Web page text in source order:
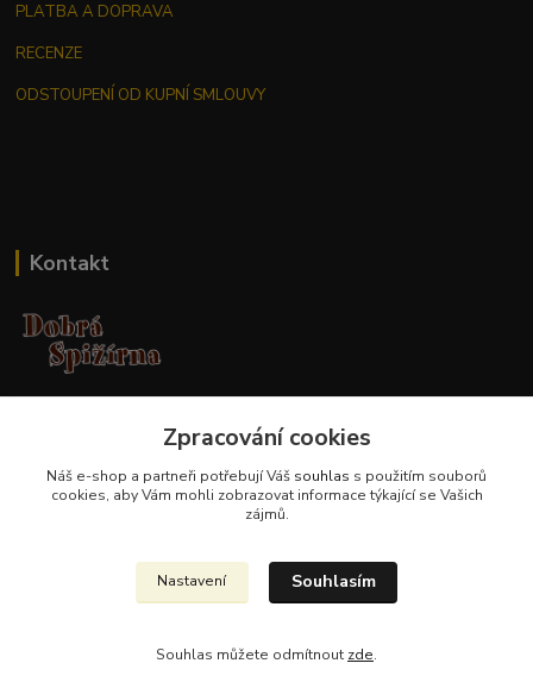
PLATBA A DOPRAVA
RECENZE
ODSTOUPENÍ OD KUPNÍ SMLOUVY
Kontakt
+420 737 551 994
obchod@dobraspizirna.cz
Zpracování cookies
Náš e-shop a partneři potřebují Váš souhlas s použitím souborů
cookies, aby Vám mohli zobrazovat informace týkající se Vašich
zájmů.
Nastavení Souhlasím
Souhlas můžete odmítnout zde.